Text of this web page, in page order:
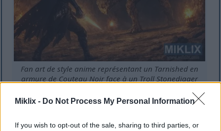
Miklix - Do Not Process My Personal Information
If you wish to opt-out of the sale, sharing to third parties, or
Fan art de style anime représentant un Tarnished en
armure de Couteau Noir face à un Troll Stonedigger
juste avant le combat.
Cliquez ou touchez l'image pour obtenir plus